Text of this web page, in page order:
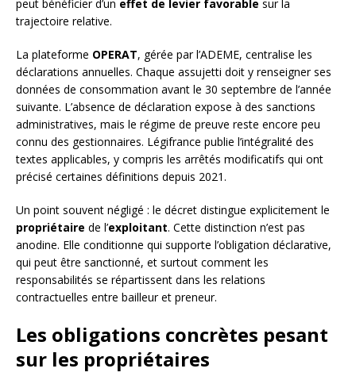
peut bénéficier d’un effet de levier favorable sur la
trajectoire relative.
La plateforme OPERAT, gérée par l’ADEME, centralise les
déclarations annuelles. Chaque assujetti doit y renseigner ses
données de consommation avant le 30 septembre de l’année
suivante. L’absence de déclaration expose à des sanctions
administratives, mais le régime de preuve reste encore peu
connu des gestionnaires. Légifrance publie l’intégralité des
textes applicables, y compris les arrêtés modificatifs qui ont
précisé certaines définitions depuis 2021.
Un point souvent négligé : le décret distingue explicitement le
propriétaire de l’exploitant. Cette distinction n’est pas
anodine. Elle conditionne qui supporte l’obligation déclarative,
qui peut être sanctionné, et surtout comment les
responsabilités se répartissent dans les relations
contractuelles entre bailleur et preneur.
Les obligations concrètes pesant
sur les propriétaires